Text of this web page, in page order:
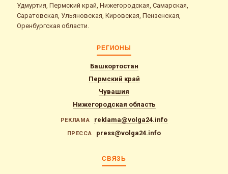
Удмуртия, Пермский край, Нижегородская, Самарская,
Саратовская, Ульяновская, Кировская, Пензенская,
Оренбургская области.
РЕГИОНЫ
Башкортостан
Пермский край
Чувашия
Нижегородская область
РЕКЛАМА reklama@volga24.info
ПРЕССА press@volga24.info
СВЯЗЬ